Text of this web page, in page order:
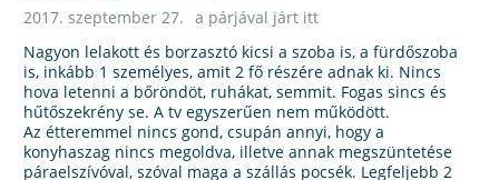
2017. szeptember 27. a párjával járt itt
Nagyon lelakott és borzasztó kicsi a szoba is, a fürdőszoba
is, inkább 1 személyes, amit 2 fő részére adnak ki. Nincs
hova letenni a bőröndöt, ruhákat, semmit. Fogas sincs és
hűtőszekrény se. A tv egyszerűen nem működött.
Az étteremmel nincs gond, csupán annyi, hogy a
konyhaszag nincs megoldva, illetve annak megszüntetése
páraelszívóval, szóval maga a szállás pocsék. Legfeljebb 2